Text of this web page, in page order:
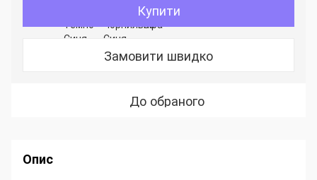
Купити
Замовити швидко
До обраного
Опис